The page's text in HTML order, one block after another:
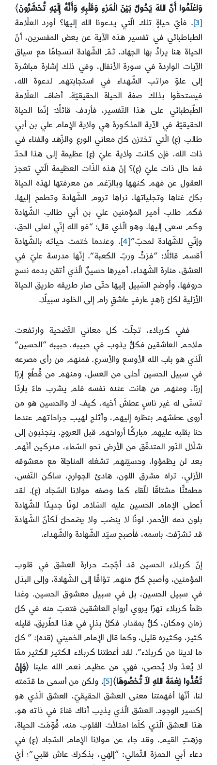
وَاعْلَمُوا أَنَّ اللهَ يَحُولُ بَيْنَ الْمَرْءِ وَقَلْبِهِ وَأَنَّهُ إِلَيْهِ تُحْشَرُونَ﴾
[3]
. فأيّ حياةٍ تلك الّتي يدعونا الله إليها؟ أورد العلّامة
الطباطبائي في تفسير هذه الآية عن بعض المفسرين، أنّ
الحياة هنا يرادُ بها الجهاد، ثمّ الشّهادة انسجامًا مع سياق
الآيات الواردة في سورة الأنفال، وفي ذلك إشارة مباشرة
إلى علوّ مراتب الشّهداء في استجابتهم لدعوة الله،
فيستحقّوا بذلك صفة الحياة الحقيقيّة. أضاف العلّامة
الطّبطبائي على هذا التّفسير، فأردف قائلًا: إنّما الحياة
الحقيقيّة في الآية المذكورة هي ولاية الإمام علي بن أبي
طالب (ع) الّتي تختزن كلّ معاني الورع والزّهد والفناء في
ذات الله. فإن كانت ولاية عليّ (ع) عظيمة إلى هذا الحدّ
فما حال ذات عليّ (ع)؟ إنّ هذه الذّات العظيمة الّتي تعجز
العقول عن فهم كنهها وبالرّغم من معرفتها لهذه الحياة
بكلّ غناها وتجلياتها، نراها تروم الشّهادة وتطمح إليها.
فكم طلب أمير المؤمنين علي بن أبي طالب الشّهادة
وكم سعى إليها. وهو الّذي قال: “فو الله إنّي لعلى الحق،
وإنّي للشّهادة لمحبّ”[4]
. وعندما ختمت حياته بالشّهادة
أقسم قائلًا: “فزتُ وربّ الكعبة”. إنّها مدرسة عليّ في
العشق، منارة الشّهداء، أميرها حسينٌ الّذي أتقن بدمه نسج
حروفها، وأوضح السّبيل إليها حتّى صار طريقه طريق الحياة
الأزلية لكلّ زاهدٍ عارفٍ عاشقٍ رام إلى الخلود سبيلًا.
ففي كربلاء، تجلّت كل معاني التّضحية وارتفعت
ملاحم العاشقين فكلٌّ يذوب في حبيبه، حبيبه “الحسين”
الّذي هو باب الله الأوسع والأسرع. فمنهم من رأى مصرعه
في سبيل الحسين أحلى من العسل، ومنهم من قُطّع إربًا
إربًا، ومنهم من هانت عنده نفسه فلم يشرب ماءً باردًا
تسنّى له غير ناسٍ عطشَ أخيه. كيف لا والحسين هو من
أروى عطشهم بنظره إليهم، وأثلج لهيب جراحاتهم عندما
حنا بقلبه عليهم مباركًا أرواحهم قبل العروج. ينجذبون إلى
شلّال النّور المتدفّق من الأرض نحو السّماء، مدركين أنّهم
بعد لن يظمؤوا. وحسيّنهم تشغله المناجاة مع معشوقه
الأزلي. تراه مشرق اللون، هادئ الجوارح، ساكن النّفس،
مطمئنًّا مشتاقًا للّقاء كما وصفه مولانا السّجاد (ع). لقد
أعطى الإمام الحسين عليه السّلام لونًا جديدًا للشّهادة
بلون دمه الأحمر، لونًا لا ينضب ولا يضمحلّ لَكأنّ الشّهادة
قد تشرّفت باسمه، فأصبح سيّد الشّهادة والشّهداء.
إنّ كربلاء الحسين قد أجّجت حرارة العشق في قلوب
المؤمنين، وأصبح كلٌ منهم توّاقًا إلى الشّهادة، وإلى البذل
في سبيل الحسين، بل في سبيل معشوق الحسين. وغدا
ظمأ كربلاء نهرًا يروي أرواح العاشقين فتعبّ منه في كلّ
زمان ومكان، كلٌّ بمقدار. فكلُّ بذلٍ في هذا الطّريق، قليله
كثير، وكثيره قليل، وكما قال الإمام الخميني (قده): ” كلّ
ما لدينا من كربلاء”. لقد أعطتنا كربلاء الكثير الكثير ممّا
لا يُعدّ ولا يُحصى، فهي من عظيم نعم الله علينا ﴿وَإِنْ
تَعُدُّوا نِعْمَةَ اللهِ لاَ تُحْصُوهَا﴾ [5]
. ولكن من أسمى ما قدّمته
لنا، أنّها أفهمتنا معنى العشق الحقيقيّ، العشق الّذي هو
إكسير الوجود. العشق الّذي يذيب أناك فناءً في ذاته هو.
هذا العشق الّذي كلّما امتلأت القلوب منه، قُوّمَت الحياة،
وزهتِ القيم. وقد جاء عن مولانا الإمام السّجاد (ع) في
دعاء أبي الحمزة الثّمالي: “إلهي، بذكرك عاش قلبي”؛ أيْ